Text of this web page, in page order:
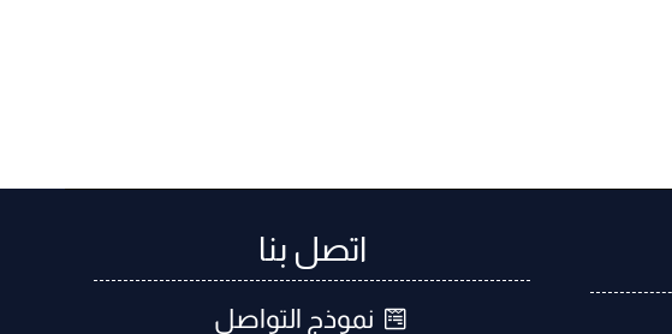
اتصل بنا
نموذج التواصل